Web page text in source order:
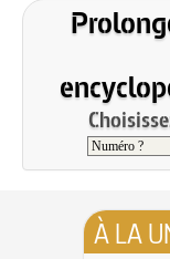
À LA